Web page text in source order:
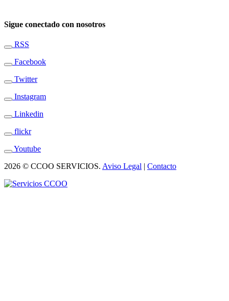
Sigue conectado con nosotros
RSS
Facebook
Twitter
Instagram
Linkedin
flickr
Youtube
2026 © CCOO SERVICIOS. Aviso Legal | Contacto